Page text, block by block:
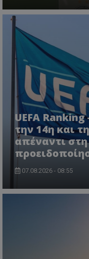
UEFA
την 14η και
απέναντι
07.08.2026 - 08:55